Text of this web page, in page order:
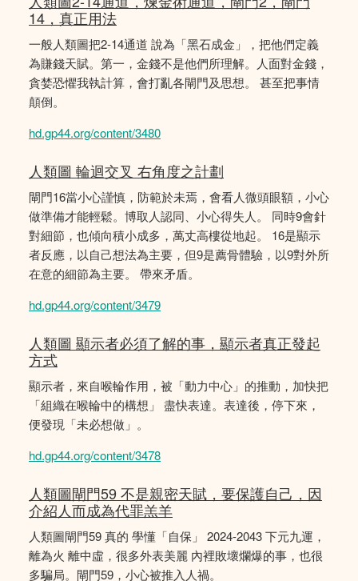
14，真正用法
一般人類圖把2-14通道 說為「黑石成金」，把他們定義
為賺錢天賦。第一，金錢不是他們所理解。人面對金錢，
貪婪恐懼我執計算，會打亂各閘門及思想。 甚至把事情
顛倒。
hd.gp44.org/content/3480
人類圖 輪迴交叉 右角度之計劃
閘門16當小心謹慎，防範於未焉，會看人微頭眼額，小心
做準備才能輕鬆。博取人認同、小心得失人。 同時9會針
對細節，也傾向積小成多，萬丈高樓從地起。 16是顯示
者反應，以自己想法為主要，但9是薦骨體驗，以9對外所
在意的細節為主要。 帶來矛盾。
hd.gp44.org/content/3479
人類圖 顯示者必須了解的事，顯示者真正發起
方式
顯示者，來自喉輪作用，被「動力中心」的推動，加快把
「組織在喉輪中的構想」 盡快表達。表達後，停下來，
便發現「未必想做」。
hd.gp44.org/content/3478
人類圖閘門59 不是親密天賦，要保護自己，因
介紹人而成為代罪羔羊
人類圖閘門59 真的 學懂「自保」 2024-2043 下元九運，
離為火 離中虛，很多外表美麗 內裡敗壞爛爆的事，也很
多騙局。閘門59，小心被推入人禍。